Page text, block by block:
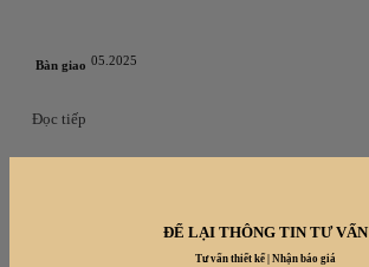
Bàn giao 05.2025
Đọc tiếp
ĐỂ LẠI THÔNG TIN TƯ VẤN
Tư vấn thiết kế | Nhận báo giá